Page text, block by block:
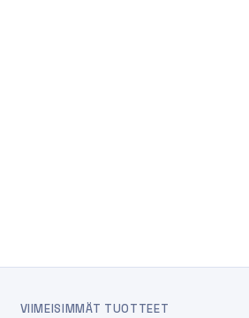
VIIMEISIMMÄT TUOTTEET